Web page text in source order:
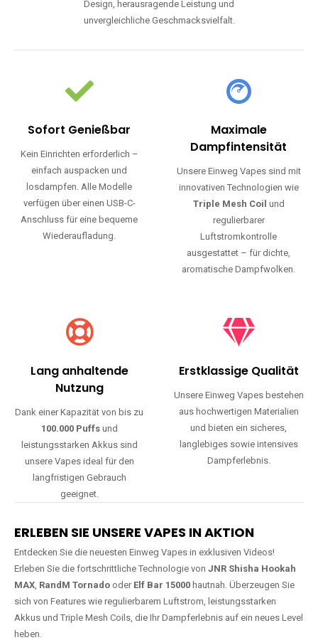
Design, herausragende Leistung und
unvergleichliche Geschmacksvielfalt.
Sofort Genießbar
Kein Einrichten erforderlich –
einfach auspacken und
losdampfen. Alle Modelle
verfügen über einen USB-C-
Anschluss für eine bequeme
Wiederaufladung.
Maximale
Dampfintensität
Unsere Einweg Vapes sind mit
innovativen Technologien wie
Triple Mesh Coil und
regulierbarer
Luftstromkontrolle
ausgestattet – für dichte,
aromatische Dampfwolken.
Lang anhaltende
Nutzung
Dank einer Kapazität von bis zu
100.000 Puffsund
leistungsstarken Akkus sind
unsere Vapes ideal für den
langfristigen Gebrauch
geeignet.
Erstklassige Qualität
Unsere Einweg Vapes bestehen
aus hochwertigen Materialien
und bieten ein sicheres,
langlebiges sowie intensives
Dampferlebnis.
ERLEBEN SIE UNSERE VAPES IN AKTION
Entdecken Sie die neuesten Einweg Vapes in exklusiven Videos!
Erleben Sie die fortschrittliche Technologie von JNR Shisha Hookah
MAX, RandM Tornado oder Elf Bar 15000 hautnah. Überzeugen Sie
sich von Features wie regulierbarem Luftstrom, leistungsstarken
Akkus und Triple Mesh Coils, die Ihr Dampferlebnis auf ein neues Level
heben.